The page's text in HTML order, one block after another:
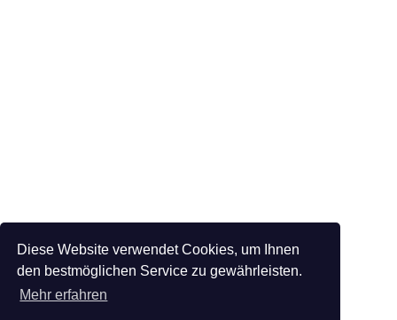
Diese Website verwendet Cookies, um Ihnen
den bestmöglichen Service zu gewährleisten.
Mehr erfahren